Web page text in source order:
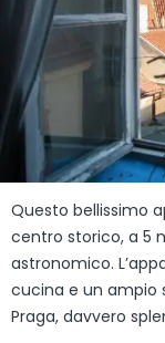
Questo bellissimo
centro storico, a 5
astronomico.
cucina e un ampio
Praga, davvero